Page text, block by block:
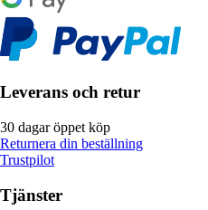
Leverans och retur
30 dagar öppet köp
Returnera din beställning
Trustpilot
Tjänster